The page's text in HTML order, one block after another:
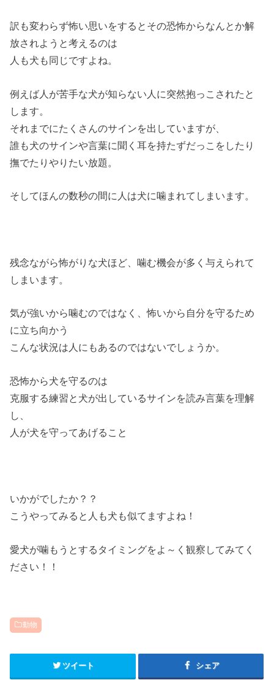
訳も変わらず怖い思いをするとその恐怖からなんとか解
放されようと考えるのは
人も犬も同じですよね。
例えば人が苦手な犬が知らない人に突然抱っこされたと
します。
それまでにたくさんのサインを出していますが、
誰も犬のサインや言葉に聞く耳を持たずだっこをしたり
撫でたりやりたい放題。
そしてほんの数秒の間に人は犬に噛まれてしまいます。
残念ながら怖がりな犬ほど、噛む機会が多く与えられて
しまいます。
気が強いから噛むのではなく、怖いから自分を守るため
に立ち向かう
こんな状況は人にもあるのではないでしょうか。
恐怖から犬を守るのは
克服する練習と犬が出しているサインを読み言葉を理解
し、
人が犬を守ってあげること
いかがでしたか？？
こうやってみると人も犬も似てますよね！
愛犬が噛もうとするタイミングをよ～く観察してみてく
ださい！！
動物
ツイート シェア